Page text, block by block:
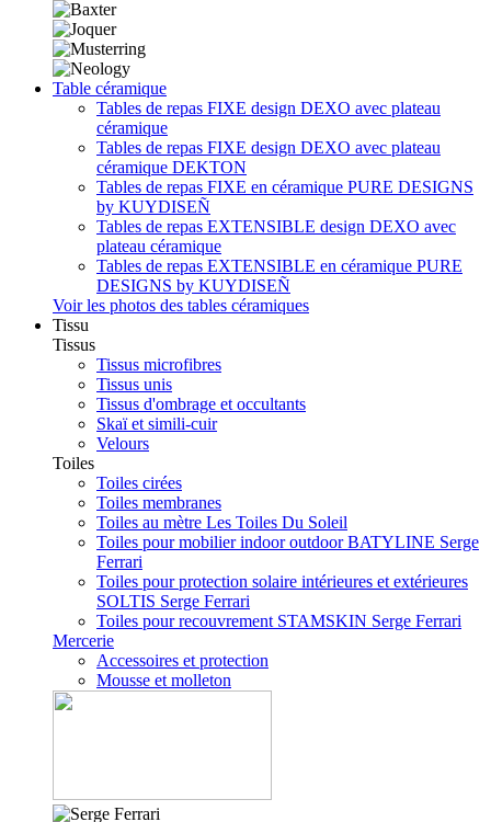
Table céramique
Tables de repas FIXE design DEXO avec plateau
céramique
Tables de repas FIXE design DEXO avec plateau
céramique DEKTON
Tables de repas FIXE en céramique PURE DESIGNS
by KUYDISEÑ
Tables de repas EXTENSIBLE design DEXO avec
plateau céramique
Tables de repas EXTENSIBLE en céramique PURE
DESIGNS by KUYDISEÑ
Voir les photos des tables céramiques
Tissu
Tissus
Tissus microfibres
Tissus unis
Tissus d'ombrage et occultants
Skaï et simili-cuir
Velours
Toiles
Toiles cirées
Toiles membranes
Toiles au mètre Les Toiles Du Soleil
Toiles pour mobilier indoor outdoor BATYLINE Serge
Ferrari
Toiles pour protection solaire intérieures et extérieures
SOLTIS Serge Ferrari
Toiles pour recouvrement STAMSKIN Serge Ferrari
Mercerie
Accessoires et protection
Mousse et molleton